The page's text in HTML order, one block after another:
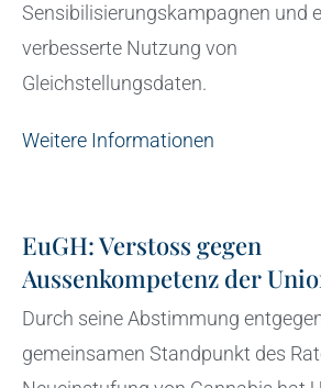
Sensibilisierungskampagnen und
verbesserte Nutzung von
Gleichstellungsdaten.
Weitere Informationen
EuGH: Verstoss gegen
Aussenkompetenz der
Durch seine Abstimmung
gemeinsamen Standpunkt des